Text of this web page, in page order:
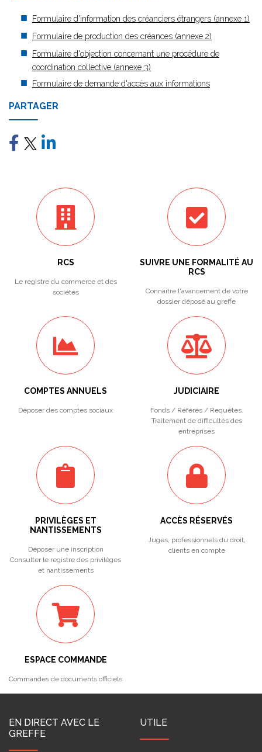
Formulaire d'information des créanciers étrangers (annexe 1)
Formulaire de production des créances (annexe 2)
Formulaire d'objection concernant une procédure de
coordination collective (annexe 3)
Formulaire de demande d'accès aux informations
PARTAGER
RCS
Le registre du commerce et des
sociétés
SUIVRE UNE FORMALITÉ AU
RCS
Connaitre l'avancement de votre
dossier déposé au greffe
COMPTES ANNUELS
Déposer des comptes sociaux
JUDICIAIRE
Fonds / Référés / Requêtes.
Traitement de difficultés des
entreprises
PRIVILÈGES ET
NANTISSEMENTS
Déposer une inscription
Consulter le registre des privilèges
et nantissements
ACCÈS RÉSERVÉS
Juges, professionnels du droit,
clients en compte
ESPACE COMMANDE
Commandes de documents officiels
EN DIRECT AVEC LE
GREFFE
UTILE